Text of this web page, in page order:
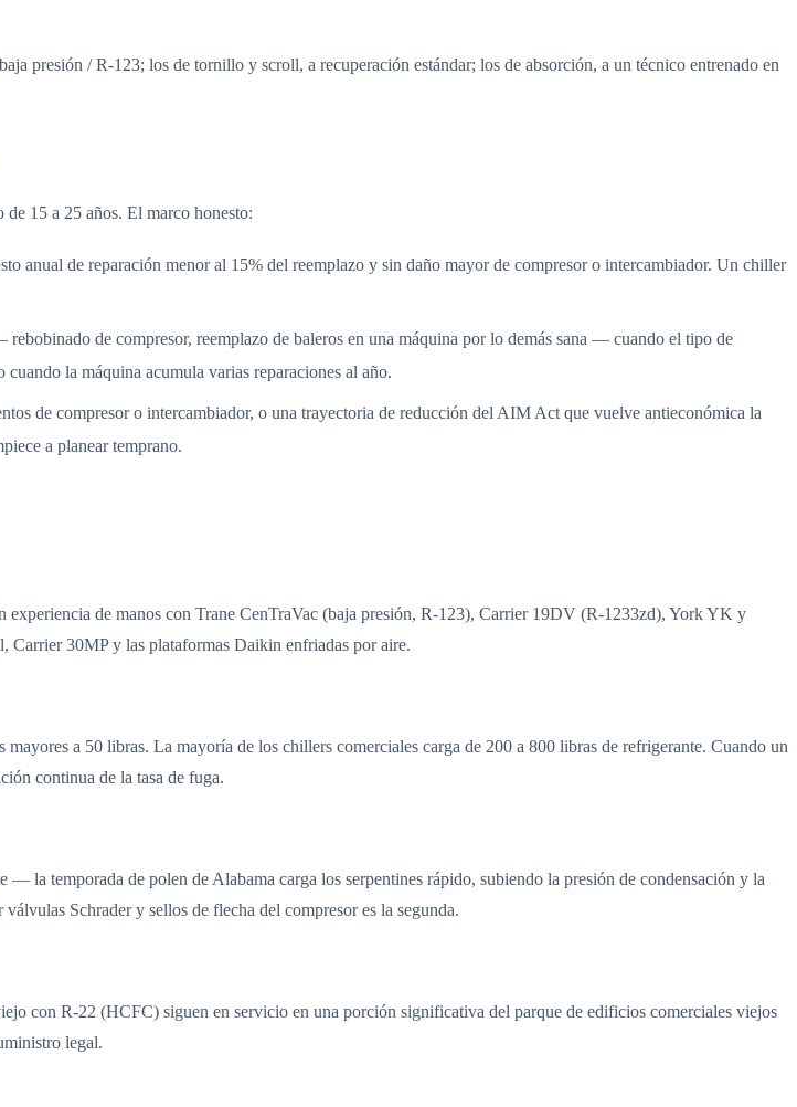
presión / R-123; los de tornillo y scroll, a recuperación estándar; los de absorción, a un técnico entrenado en
15 a 25 años. El marco honesto:
anual de reparación menor al 15% del reemplazo y sin daño mayor de compresor o intercambiador. Un chiller
de compresor, reemplazo de baleros en una máquina por lo demás sana — cuando el tipo de
la máquina acumula varias reparaciones al año.
de compresor o intercambiador, o una trayectoria de reducción del AIM Act que vuelve antieconómica la
a planear temprano.
de manos con Trane CenTraVac (baja presión, R-123), Carrier 19DV (R-1233zd), York YK y
30MP y las plataformas Daikin enfriadas por aire.
a 50 libras. La mayoría de los chillers comerciales carga de 200 a 800 libras de refrigerante. Cuando un
continua de la tasa de fuga.
la temporada de polen de Alabama carga los serpentines rápido, subiendo la presión de condensación y la
Schrader y sellos de flecha del compresor es la segunda.
con R-22 (HCFC) siguen en servicio en una porción significativa del parque de edificios comerciales viejos
legal.